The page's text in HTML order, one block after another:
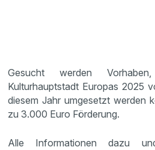
Gesucht werden
Kulturhauptstadt Europas 2025
diesem Jahr umgesetzt werden
zu 3.000 Euro Förderung.
Alle Informationen dazu